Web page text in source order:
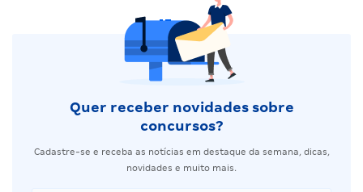
Quer receber novidades sobre
concursos?
Cadastre-se e receba as notícias em destaque da semana, dicas,
novidades e muito mais.